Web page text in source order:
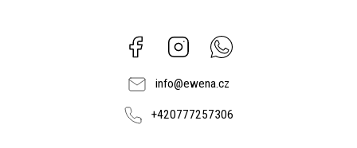
Facebook Instagram
info@ewena.cz
+420777257306